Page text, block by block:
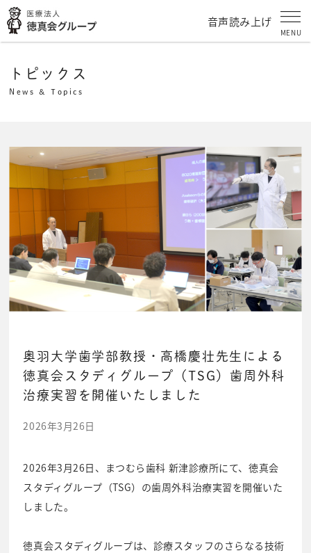
音声読み上げ
MENU
トピックス
News & Topics
奥羽大学歯学部教授・高橋慶壮先生による
徳真会スタディグループ（TSG）歯周外科
治療実習を開催いたしました
2026年3月26日
2026年3月26日、まつむら歯科 新津診療所にて、徳真会
スタディグループ（TSG）の歯周外科治療実習を開催いた
しました。
徳真会スタディグループは、診療スタッフのさらなる技術